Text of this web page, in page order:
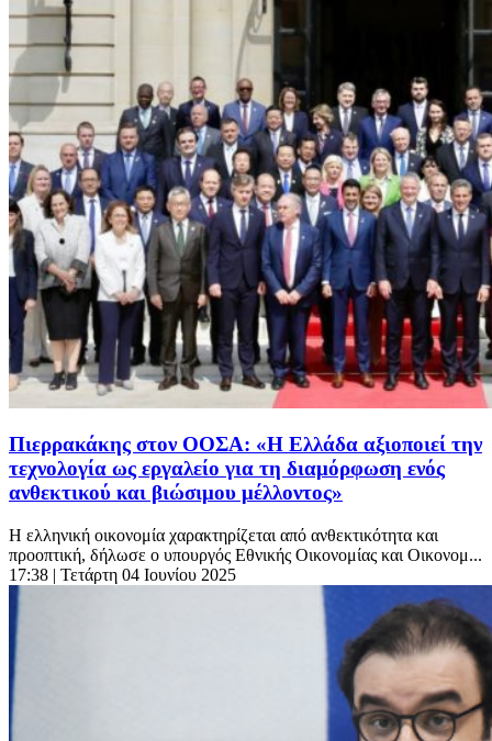
Πιερρακάκης στον ΟΟΣΑ: «Η Ελλάδα αξιοποιεί την
τεχνολογία ως εργαλείο για τη διαμόρφωση ενός
ανθεκτικού και βιώσιμου μέλλοντος»
Η ελληνική οικονομία χαρακτηρίζεται από ανθεκτικότητα και
προοπτική, δήλωσε ο υπουργός Εθνικής Οικονομίας και Οικονομ...
17:38 | Τετάρτη 04 Ιουνίου 2025